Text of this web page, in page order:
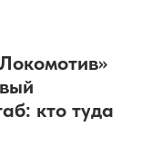
кто туда